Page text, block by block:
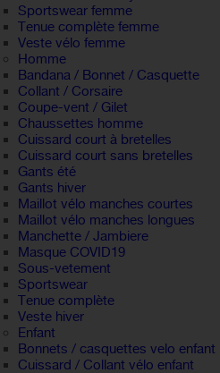
Sportswear femme
Tenue complète femme
Veste vélo femme
Homme
Bandana / Bonnet / Casquette
Collant / Corsaire
Coupe-vent / Gilet
Chaussettes homme
Cuissard court à bretelles
Cuissard court sans bretelles
Gants été
Gants hiver
Maillot vélo manches courtes
Maillot vélo manches longues
Manchette / Jambiere
Masque COVID19
Sous-vetement
Sportswear
Tenue complète
Veste hiver
Enfant
Bonnets / casquettes velo enfant
Cuissard / Collant vélo enfant